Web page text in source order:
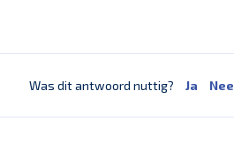
Was dit antwoord nuttig? Ja Nee